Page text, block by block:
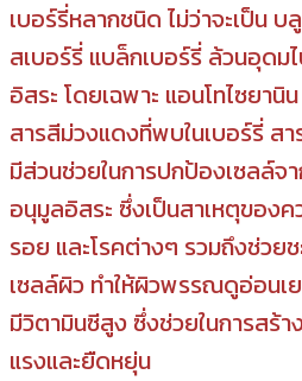
เบอร์รี่หลากชนิด ไม่ว่าจะเป็น
สเบอร์รี่ แบล็กเบอร์รี่ ล้วนอุด
อิสระ โดยเฉพาะ แอนโทไซยา
สารสีม่วงแดงที่พบในเบอร์รี่ ส
มีส่วนช่วยในการปกป้องเซลล์จ
อนุมูลอิสระ ซึ่งเป็นสาเหตุของ
รอย และโรคต่างๆ รวมถึงช่วย
เซลล์ผิว ทำให้ผิวพรรณดูอ่อนเ
มีวิตามินซีสูง ซึ่งช่วยในการสร้า
แรงและยืดหยุ่น